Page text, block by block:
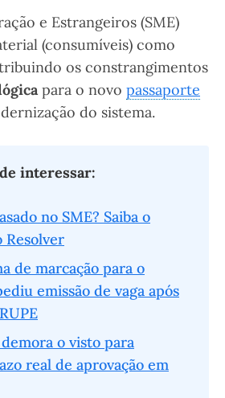
e Estrangeiros (SME)
(consumíveis) como
os constrangimentos
para o novo passaporte
do sistema.
interessar:
no SME? Saiba o
Resolver
de marcação para o
emissão de vaga após
o visto para
real de aprovação em